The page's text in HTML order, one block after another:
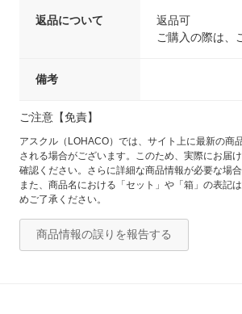
返品について
返品可
ご購入の際は、
備考
ご注意【免責】
アスクル（LOHACO）では、サイト上に最新の商
される場合がございます。このため、実際にお届
確認ください。さらに詳細な商品情報が必要な場
また、商品名における「セット」や「箱」の表記
めご了承ください。
商品情報の誤りを報告する